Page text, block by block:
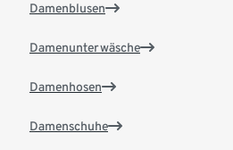
Damenblusen
Damenunterwäsche
Damenhosen
Damenschuhe